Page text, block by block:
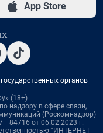
App Store
органов
(18+)
надзору в сфере связи,
(Роскомнадзор)
84716 от 06.02.2023 г.
"ИНТЕРНЕТ